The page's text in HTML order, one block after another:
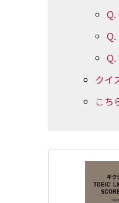
Q.
Q.
Q.
クイ
こち